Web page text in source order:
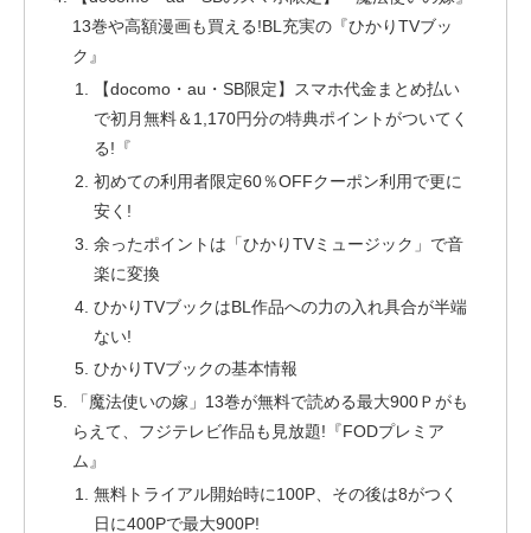
13巻や高額漫画も買える!BL充実の『ひかりTVブッ
ク』
【docomo・au・SB限定】スマホ代金まとめ払い
で初月無料＆1,170円分の特典ポイントがついてく
る!『
初めての利用者限定60％OFFクーポン利用で更に
安く!
余ったポイントは「ひかりTVミュージック」で音
楽に変換
ひかりTVブックはBL作品への力の入れ具合が半端
ない!
ひかりTVブックの基本情報
「魔法使いの嫁」13巻が無料で読める最大900Ｐがも
らえて、フジテレビ作品も見放題!『FODプレミア
ム』
無料トライアル開始時に100P、その後は8がつく
日に400Pで最大900P!